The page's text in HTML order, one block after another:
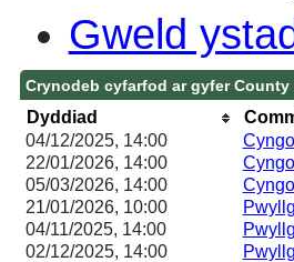
Gweld
Crynodeb cyfarfod ar gyfer
Dyddiad
04/12/2025, 14:00
22/01/2026, 14:00
05/03/2026, 14:00
21/01/2026, 10:00
04/11/2025, 14:00
02/12/2025, 14:00